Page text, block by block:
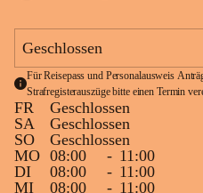
Geschlossen
Für Reisepass und Personalausweis
Strafregisterauszüge bitte einen Termin
FR
Geschlossen
SA
Geschlossen
SO
Geschlossen
MO 08:00 - 11:00
DI
08:00 - 11:00
MI
08:00 - 11:00